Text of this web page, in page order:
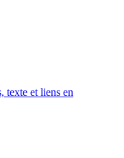
texte et liens en